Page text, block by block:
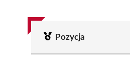
Pozycja